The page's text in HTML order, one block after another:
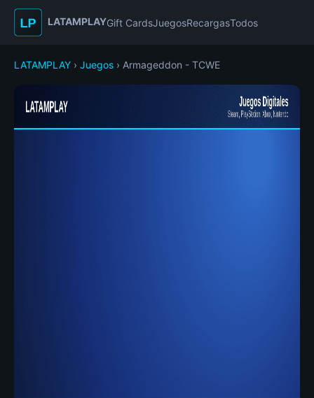
LATAMPLAYGift CardsJuegosRecargasTodos
LATAMPLAY › Juegos › Armageddon - TCWE